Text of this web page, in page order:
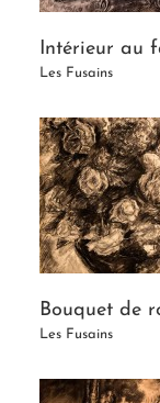
Intérieur au
Les Fusains
Bouquet de
Les Fusains